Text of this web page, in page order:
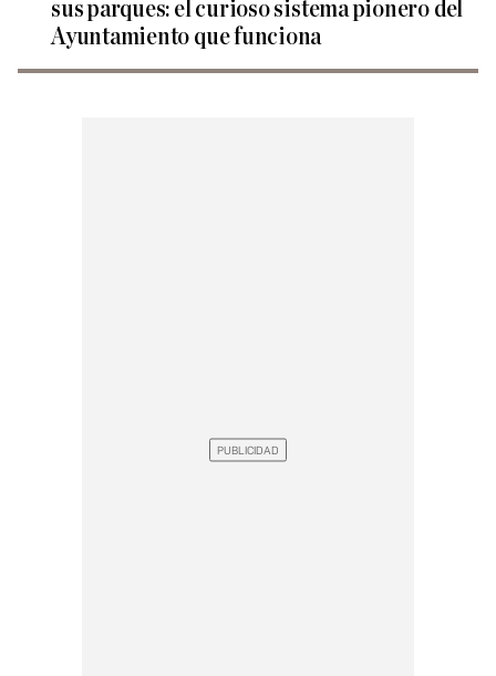
sus parques: el curioso sistema pionero del
Ayuntamiento que funciona